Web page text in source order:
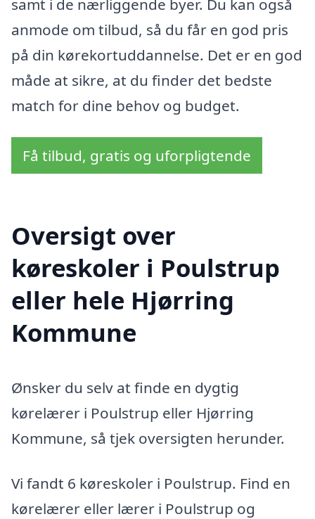
samt i de nærliggende byer. Du kan også
anmode om tilbud, så du får en god pris
på din kørekortuddannelse. Det er en god
måde at sikre, at du finder det bedste
match for dine behov og budget.
Få tilbud, gratis og uforpligtende
Oversigt over
køreskoler i Poulstrup
eller hele Hjørring
Kommune
Ønsker du selv at finde en dygtig
kørelærer i Poulstrup eller Hjørring
Kommune, så tjek oversigten herunder.
Vi fandt 6 køreskoler i Poulstrup. Find en
kørelærer eller lærer i Poulstrup og